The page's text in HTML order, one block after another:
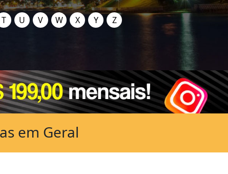
T U V W X Y Z
em Geral